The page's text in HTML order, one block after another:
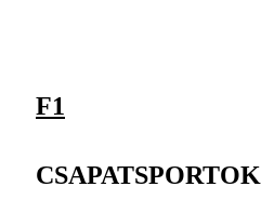
F1
CSAPATSPORTOK